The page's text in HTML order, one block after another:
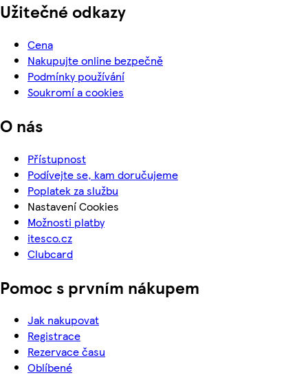
Užitečné odkazy
Cena
Nakupujte online bezpečně
Podmínky používání
Soukromí a cookies
O nás
Přístupnost
Podívejte se, kam doručujeme
Poplatek za službu
Nastavení Cookies
Možnosti platby
itesco.cz
Clubcard
Pomoc s prvním nákupem
Jak nakupovat
Registrace
Rezervace času
Oblíbené